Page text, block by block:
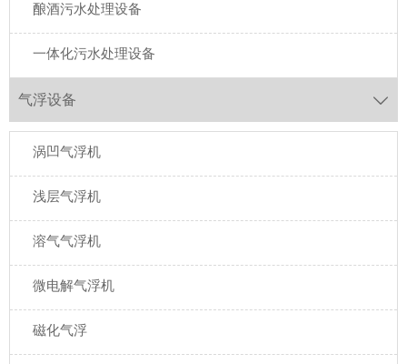
酿酒污水处理设备
一体化污水处理设备
气浮设备 
涡凹气浮机
浅层气浮机
溶气气浮机
微电解气浮机
磁化气浮